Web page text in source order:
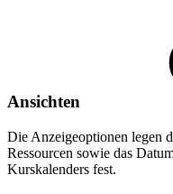
Ansichten
Die Anzeigeoptionen legen
Ressourcen sowie das
Kurskalenders fest.